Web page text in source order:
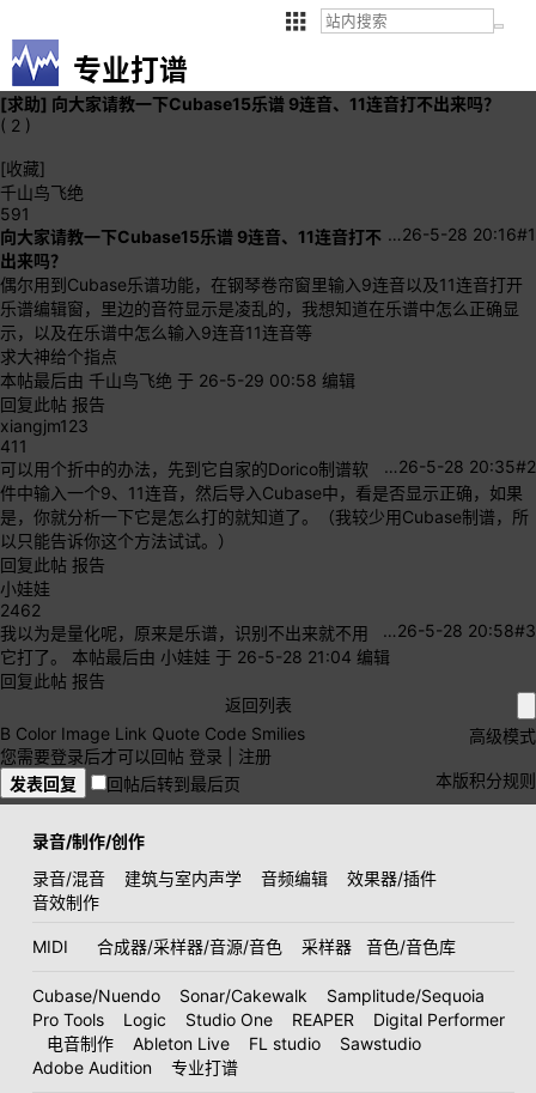
专业打谱
[求助] 向大家请教一下Cubase15乐谱 9连音、11连音打不出来吗？
( 2 )
[收藏]
千山鸟飞绝
591
#1
26-5-28 20:16
…
向大家请教一下Cubase15乐谱 9连音、11连音打不
出来吗？
偶尔用到Cubase乐谱功能，在钢琴卷帘窗里输入9连音以及11连音打开
乐谱编辑窗，里边的音符显示是凌乱的，我想知道在乐谱中怎么正确显
示，以及在乐谱中怎么输入9连音11连音等
求大神给个指点
本帖最后由 千山鸟飞绝 于 26-5-29 00:58 编辑
回复此帖 报告
xiangjm123
411
#2
26-5-28 20:35
…
可以用个折中的办法，先到它自家的Dorico制谱软
件中输入一个9、11连音，然后导入Cubase中，看是否显示正确，如果
是，你就分析一下它是怎么打的就知道了。（我较少用Cubase制谱，所
以只能告诉你这个方法试试。）
回复此帖 报告
小娃娃
2462
#3
26-5-28 20:58
…
我以为是量化呢，原来是乐谱，识别不出来就不用
它打了。
本帖最后由 小娃娃 于 26-5-28 21:04 编辑
回复此帖 报告
返回列表
高级模式
B Color Image Link Quote Code Smilies
您需要登录后才可以回帖 登录
注册
本版积分规则
发表回复 回帖后转到最后页
录音/制作/创作
录音/混音
建筑与室内声学 音频编辑
效果器/插件
音效制作
MIDI 合成器/采样器/音源/音色 采样器 音色/音色库
Cubase/Nuendo Sonar/Cakewalk
Samplitude/Sequoia
Pro Tools
Logic Studio One REAPER
Digital Performer
电音制作
Ableton Live FL studio
Sawstudio
Adobe Audition
专业打谱